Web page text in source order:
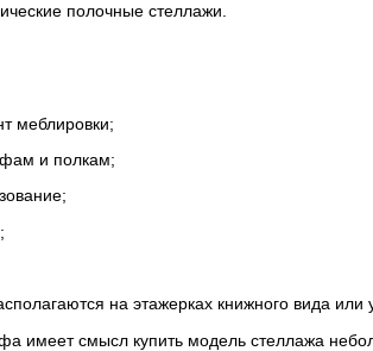
полочные стеллажи.
меблировки;
и полкам;
на этажерках книжного вида или
имеет смысл купить модель стеллажа